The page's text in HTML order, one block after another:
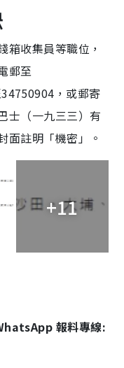
箱收集員等職位，
郵至
34750904，或郵寄
士（一九三三）有
面註明「機密」。
+11
報料專線: